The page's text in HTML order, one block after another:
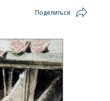
Поделиться